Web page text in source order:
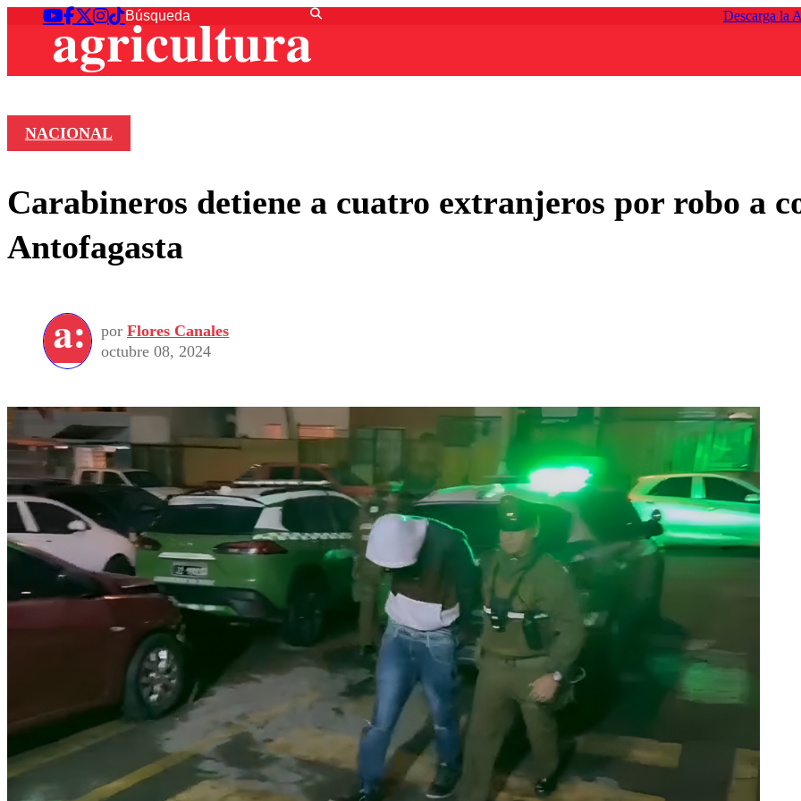
Descarga la
NACIONAL
Carabineros detiene a cuatro extranjeros por robo a
Antofagasta
por Flores Canales
octubre 08, 2024